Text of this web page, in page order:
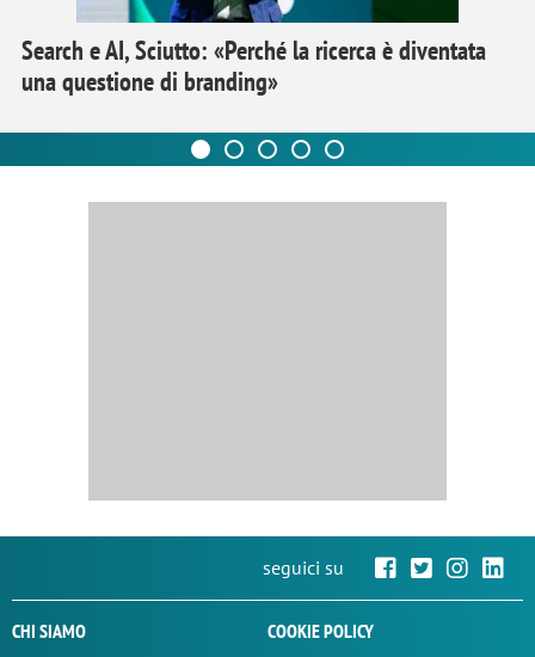
Search e AI, Sciutto: «Perché la ricerca è diventata
una questione di branding»
seguici su
CHI SIAMO
COOKIE POLICY